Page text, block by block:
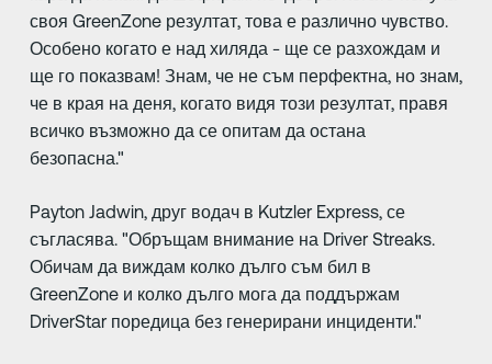
своя GreenZone резултат, това е различно чувство.
Особено когато е над хиляда - ще се разхождам и
ще го показвам! Знам, че не съм перфектна, но знам,
че в края на деня, когато видя този резултат, правя
всичко възможно да се опитам да остана
безопасна."
Payton Jadwin, друг водач в Kutzler Express, се
съгласява. "Обръщам внимание на Driver Streaks.
Обичам да виждам колко дълго съм бил в
GreenZone и колко дълго мога да поддържам
DriverStar поредица без генерирани инциденти."